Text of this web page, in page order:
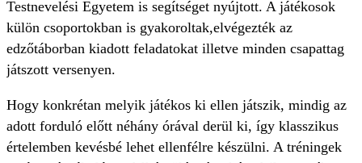
Testnevelési Egyetem is segítséget nyújtott. A játékosok
külön csoportokban is gyakoroltak,elvégezték az
edzőtáborban kiadott feladatokat illetve minden csapattag
játszott versenyen.
Hogy konkrétan melyik játékos ki ellen játszik, mindig az
adott forduló előtt néhány órával derül ki, így klasszikus
értelemben kevésbé lehet ellenfélre készülni. A tréningek